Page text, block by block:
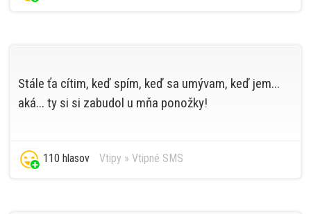
Stále ťa cítim, keď spím, keď sa umývam, keď jem...
aká... ty si si zabudol u mňa ponožky!
110 hlasov Vtipy » Vtipné SMS